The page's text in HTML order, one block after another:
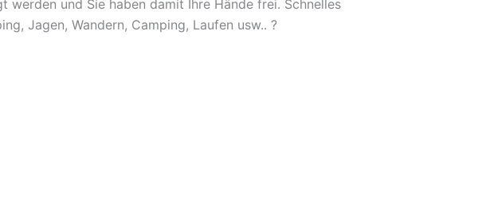
und Sie haben damit Ihre Hände frei. Schnelles
Jagen, Wandern, Camping, Laufen usw.. ?